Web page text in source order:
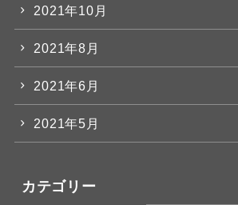
2021年10月
2021年8月
2021年6月
2021年5月
カテゴリー